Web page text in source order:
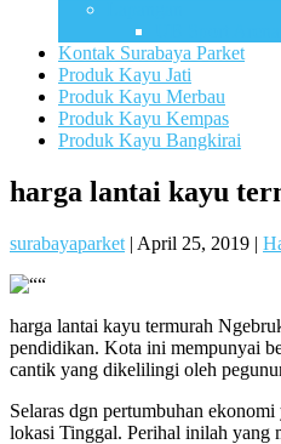
Kontak Surabaya Parket
Produk Kayu Jati
Produk Kayu Merbau
Produk Kayu Kempas
Produk Kayu Bangkirai
harga lantai kayu
surabayaparket | April 25, 2019 |
harga lantai kayu termurah
pendidikan. Kota ini mempunyai
cantik yang dikelilingi oleh
Selaras dgn pertumbuhan
lokasi Tinggal. Perihal inilah yang